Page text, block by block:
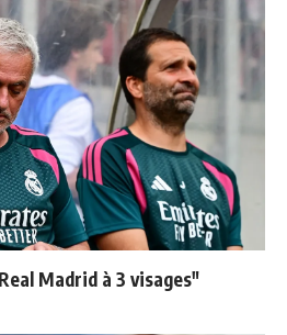
Madrid à 3 visages"